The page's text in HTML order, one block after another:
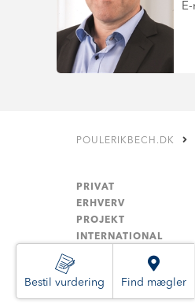
Bestil vurdering Find mægler
POULERIKBECH.DK
PRIVAT
ERHVERV
PROJEKT
INTERNATIONAL